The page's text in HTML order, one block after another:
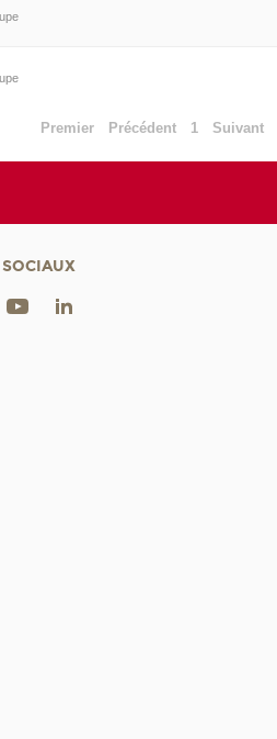
Premier Précédent 1 Suivant